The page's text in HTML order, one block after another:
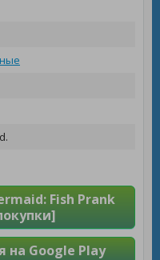
Fish Prank
на Google Play